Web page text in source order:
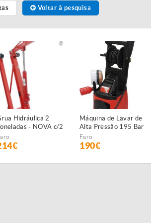
Voltar à pesquisa
Hidráulica 2
- NOVA c/2
garantia
Máquina de Lavar de
Alta Pressão 195 Bar
- NOVA - c/2 anos
GARANTIA
Faro
190€